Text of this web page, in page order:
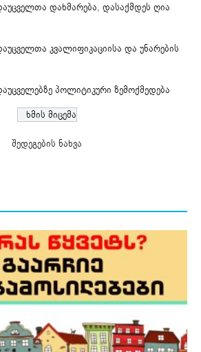
დახმარება, დასაქმდეს ღია
კვალიფიკაციისა და უნარების
პოლიტიკური ზემოქმედება
შედეგების ნახვა